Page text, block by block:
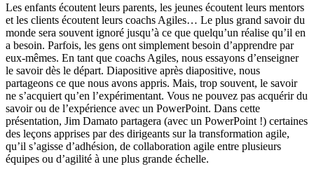
Les enfants écoutent leurs parents, les jeunes écoutent leurs mentors
et les clients écoutent leurs coachs Agiles… Le plus grand savoir du
monde sera souvent ignoré jusqu’à ce que quelqu’un réalise qu’il en
a besoin. Parfois, les gens ont simplement besoin d’apprendre par
eux-mêmes. En tant que coachs Agiles, nous essayons d’enseigner
le savoir dès le départ. Diapositive après diapositive, nous
partageons ce que nous avons appris. Mais, trop souvent, le savoir
ne s’acquiert qu’en l’expérimentant. Vous ne pouvez pas acquérir du
savoir ou de l’expérience avec un PowerPoint. Dans cette
présentation, Jim Damato partagera (avec un PowerPoint !) certaines
des leçons apprises par des dirigeants sur la transformation agile,
qu’il s’agisse d’adhésion, de collaboration agile entre plusieurs
équipes ou d’agilité à une plus grande échelle.